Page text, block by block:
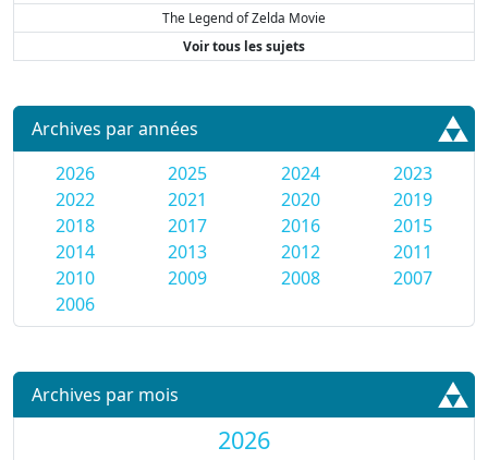
The Legend of Zelda Movie
Voir tous les sujets
Archives par années
2026
2025 2024
2023
2022
2021 2020
2019
2018
2017 2016
2015
2014
2013 2012
2011
2010
2009 2008
2007
2006
Archives par mois
2026